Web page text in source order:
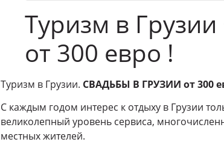
Туризм в
от 300 евро !
Туризм в Грузии. СВАДЬБЫ В ГРУЗИИ от 300
С каждым годом интерес к отдыху в Грузии
великолепный уровень сервиса,
местных жителей.